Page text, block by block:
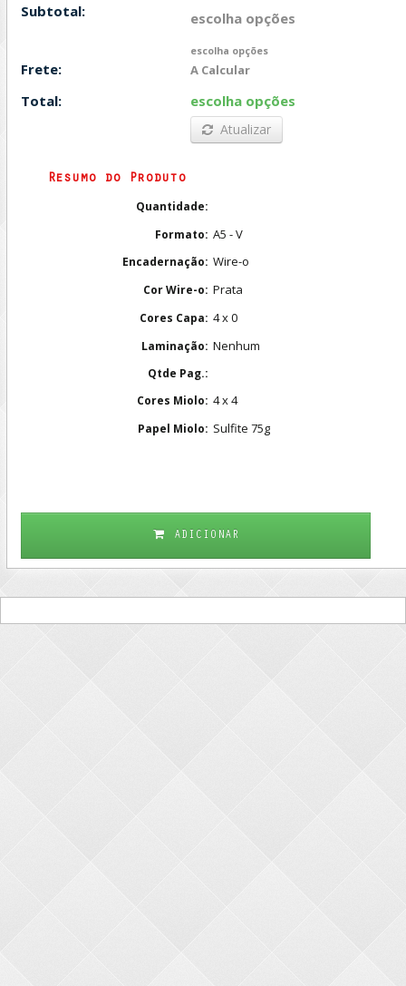
Subtotal: escolha opções
escolha opções
Frete: A Calcular
Total: escolha opções
Atualizar
Resumo do Produto
Quantidade:
Formato: A5 - V
Encadernação: Wire-o
Cor Wire-o: Prata
Cores Capa: 4 x 0
Laminação: Nenhum
Qtde Pag.:
Cores Miolo: 4 x 4
Papel Miolo: Sulfite 75g
ADICIONAR